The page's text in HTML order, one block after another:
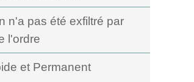
n'a pas été exfiltré par
l'ordre
et Permanent